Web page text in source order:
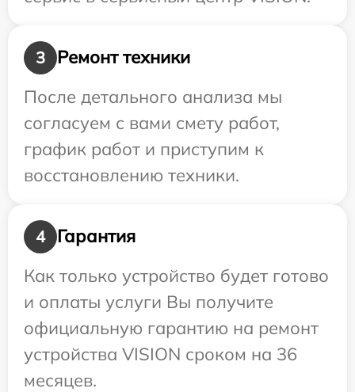
3
Ремонт техники
После детального анализа мы
согласуем с вами смету работ,
график работ и приступим к
восстановлению техники.
4
Гарантия
Как только устройство будет готово
и оплаты услуги Вы получите
официальную гарантию на ремонт
устройства VISION сроком на 36
месяцев.